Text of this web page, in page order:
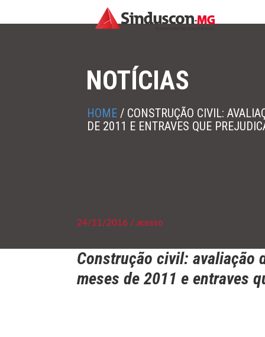
NOTÍCIAS
HOME / CONSTRUÇÃO CIVIL:
DE 2011 E ENTRAVES QUE
24/11/2016 / acesso
Construção civil: avaliação
meses de 2011 e entraves